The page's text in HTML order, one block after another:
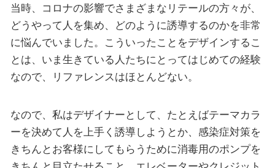
当時、コロナの影響でさまざまなリテールの方々が、
どうやって人を集め、どのように誘導するのかを非常
に悩んでいました。こういったことをデザインするこ
とは、いま生きている人たちにとってはじめての経験
なので、リファレンスはほとんどない。
なので、私はデザイナーとして、たとえばテーマカラ
ーを決めて人を上手く誘導しようとか、感染症対策を
きちんとお客様にしてもらうために消毒用のポンプを